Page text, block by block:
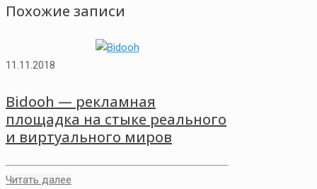
Похожие записи
11.11.2018
Bidooh — рекламная
площадка на стыке реального
и виртуального миров
Читать далее